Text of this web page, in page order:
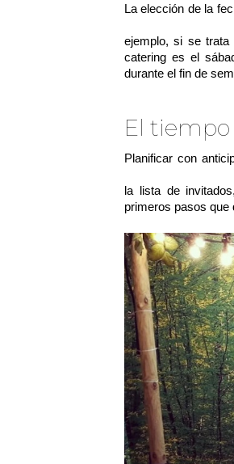
La elección de la
ejemplo, si se
catering es el
durante el fin de
El tiempo
Planificar con
la lista de
primeros pasos que